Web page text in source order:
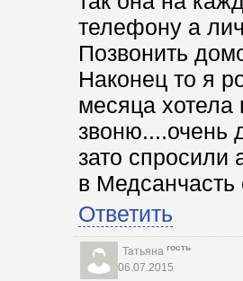
телефону а
Позвонить
Наконец то я
месяца хотела
звоню....очень
зато
в Медсанчасть
Ответить
Татьяна гость
06.07.2015